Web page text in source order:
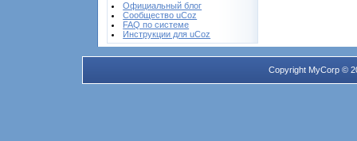
Официальный блог
Сообщество uCoz
FAQ по системе
Инструкции для uCoz
Copyright MyCorp ©